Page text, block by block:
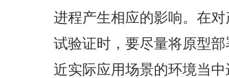
进程产生相应的影响。在
试验证时，要尽量将原型
近实际应用场景的环境当